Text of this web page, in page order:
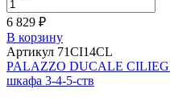
6 829 ₽
В корзину
Артикул 71CI14CL
PALAZZO DUCALE
шкафа 3-4-5-ств